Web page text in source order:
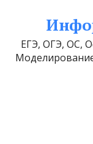
ЕГЭ, ОГЭ, ОС,